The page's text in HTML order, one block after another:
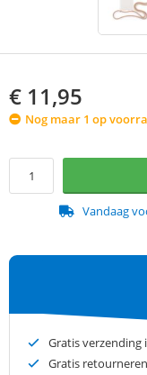
€ 11,95
Nog maar 1 op
Vandaag
Gratis verzending
Gratis